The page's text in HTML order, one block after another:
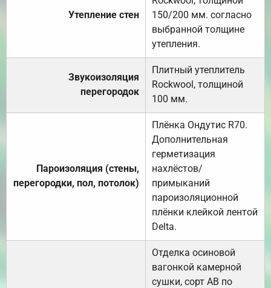
Утепление стен
150/200 мм. согласно
выбранной толщине
утепления.
Звукоизоляция
перегородок
Плитный утеплитель
Rockwool, толщиной
100 мм.
Пароизоляция (стены,
перегородки, пол, потолок)
Плёнка Ондутис R70.
Дополнительная
герметизация
нахлёстов/
примыканий
пароизоляционной
плёнки клейкой лентой
Delta.
Отделка осиновой
вагонкой камерной
сушки, сорт АВ по